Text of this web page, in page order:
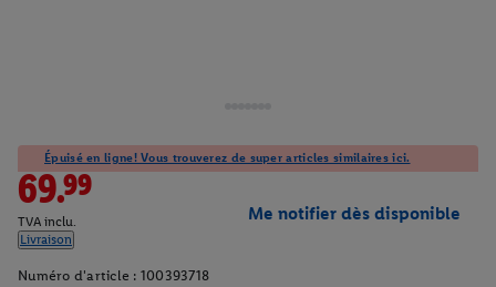
Épuisé en ligne! Vous trouverez de super articles similaires ici.
69.99
TVA inclu.
Livraison
Me notifier dès disponible
Numéro d'article : 100393718